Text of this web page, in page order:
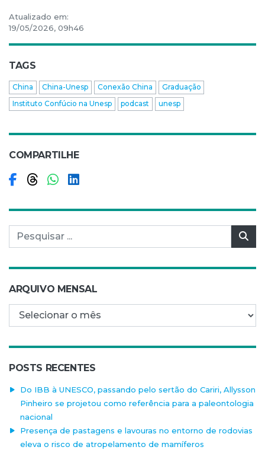
Atualizado em:
19/05/2026, 09h46
TAGS
China China-Unesp Conexão China
Graduação
Instituto Confúcio na Unesp
podcast unesp
COMPARTILHE
Compartilhar no Facebook
Compartilhar no Threads
Compartilhar no WhatsApp
Compartilhar no LinkedIn
Pesquisar por:
ARQUIVO MENSAL
Arquivo mensal
POSTS RECENTES
Do IBB à UNESCO, passando pelo sertão do Cariri, Allysson
Pinheiro se projetou como referência para a paleontologia
nacional
Presença de pastagens e lavouras no entorno de rodovias
eleva o risco de atropelamento de mamíferos